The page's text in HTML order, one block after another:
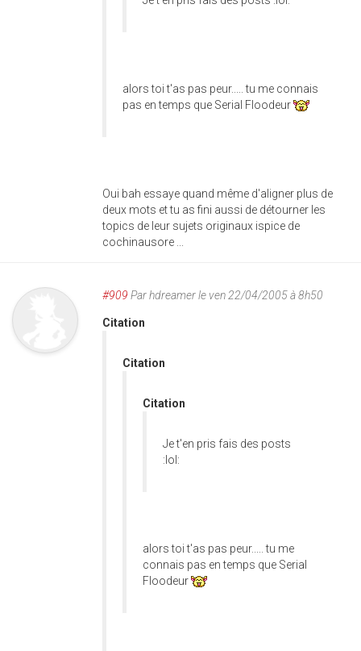
alors toi t'as pas peur..... tu me connais
pas en temps que Serial Floodeur
Oui bah essaye quand même d'aligner plus de
deux mots et tu as fini aussi de détourner les
topics de leur sujets originaux ispice de
cochinausore ...
#909 Parhdreamerle ven 22/04/2005 à 8h50
Citation
Citation
Citation
Je t'en pris fais des posts
:lol:
alors toi t'as pas peur..... tu me
connais pas en temps que Serial
Floodeur